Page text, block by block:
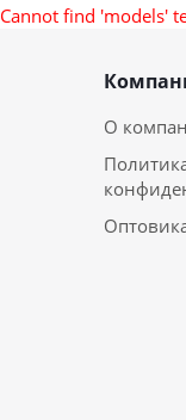
Cannot find 'models'
О